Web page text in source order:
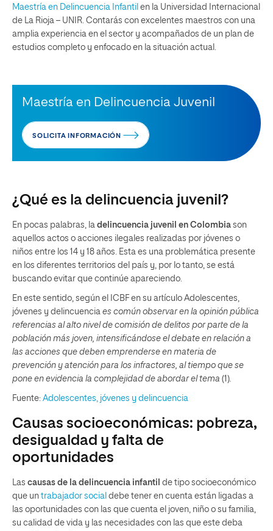
Maestría en Delincuencia Infantil en la Universidad Internacional
de La Rioja – UNIR. Contarás con excelentes maestros con una
amplia experiencia en el sector y acompañados de un plan de
estudios completo y enfocado en la situación actual.
Maestría en Delincuencia Juvenil
SOLICITA INFORMACIÓN
¿Qué es la delincuencia juvenil?
En pocas palabras, la delincuencia juvenil en Colombia son
aquellos actos o acciones ilegales realizadas por jóvenes o
niños entre los 14 y 18 años. Esta es una problemática presente
en los diferentes territorios del país y, por lo tanto, se está
buscando evitar que continúe apareciendo.
En este sentido, según el ICBF en su artículo Adolescentes,
jóvenes y delincuencia es común observar en la opinión pública
referencias al alto nivel de comisión de delitos por parte de la
población más joven, intensificándose el debate en relación a
las acciones que deben emprenderse en materia de
prevención y atención para los infractores, al tiempo que se
pone en evidencia la complejidad de abordar el tema (1)
Fuente: Adolescentes, jóvenes y delincuencia
Causas socioeconómicas: pobreza,
desigualdad y falta de
oportunidades
Las causas de la delincuencia infantil de tipo socioeconómico
que un trabajador social debe tener en cuenta están ligadas a
las oportunidades con las que cuenta el joven, niño o su familia,
su calidad de vida y las necesidades con las que este deba